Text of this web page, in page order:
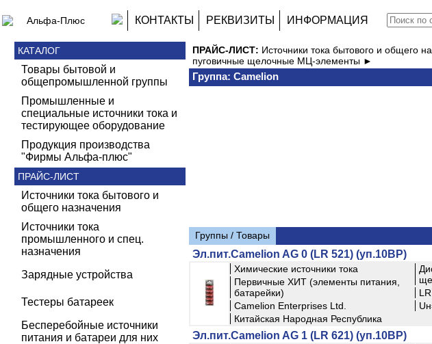
КОНТАКТЫ РЕКВИЗИТЫ ИНФОРМАЦИЯ
КАТАЛОГ
Товары бытовой и
общепромышленной группы
Промышленные и
специальные источники тока и
тестирующее оборудование
Продукция производства
"Фирмы Альфа-плюс"
ПРАЙС-ЛИСТ
Источники тока бытового и
общего назначения
Источники тока
промышленного и спец.
назначения
Зарядные устройства
Тестеры батареек
Бесперебойные источники
питания и батареи для них
ПРАЙС-ЛИСТ: Источники тока бытового и общего
пуговичные щелочные МЦ-элементы ►
Группа: Camelion
Группы / Товары
Эл.пит.Camelion AG 0 (LR 521) (уп.10BP)
Химические источники тока
Первичные ХИТ (элементы питания,
батарейки)
Camelion Enterprises Ltd.
Китайская Народная Республика
Эл.пит.Camelion AG 1 (LR 621) (уп.10BP)